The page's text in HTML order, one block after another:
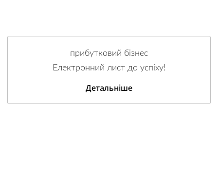
прибутковий бізнес
Електронний лист до успіху!
Детальніше